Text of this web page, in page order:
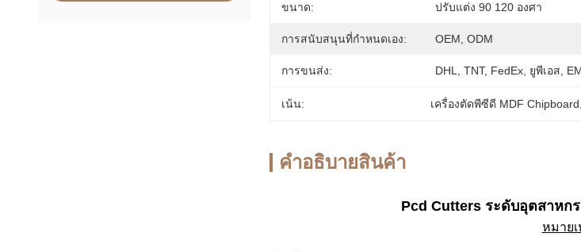
ขนาด: ปรับแต่ง 90 120 องศา
การสนับสนุนที่กําหนดเอง: OEM, ODM
การขนส่ง: DHL, TNT, FedEx, ยูพีเอส,
เน้น: เครื่องตัดพีซีดี MDF Chipboard
คําอธิบายสินค้า
Pcd Cutters ระดับอุตสาหก
หมาย